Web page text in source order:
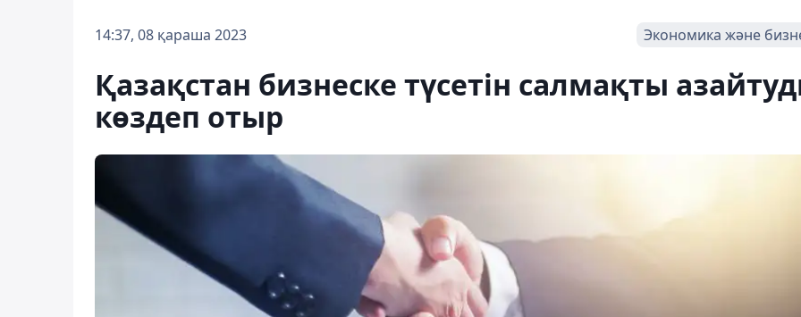
14:37, 08 қараша 2023 Экономика және
Қазақстан бизнеске түсетін салмақты
көздеп отыр